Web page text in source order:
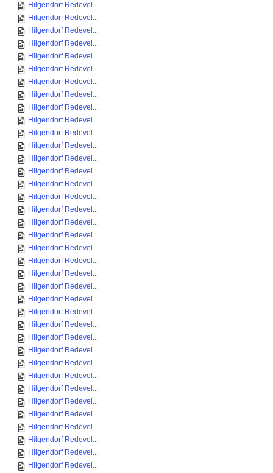
Hilgendorf Redevel...
Hilgendorf Redevel...
Hilgendorf Redevel...
Hilgendorf Redevel...
Hilgendorf Redevel...
Hilgendorf Redevel...
Hilgendorf Redevel...
Hilgendorf Redevel...
Hilgendorf Redevel...
Hilgendorf Redevel...
Hilgendorf Redevel...
Hilgendorf Redevel...
Hilgendorf Redevel...
Hilgendorf Redevel...
Hilgendorf Redevel...
Hilgendorf Redevel...
Hilgendorf Redevel...
Hilgendorf Redevel...
Hilgendorf Redevel...
Hilgendorf Redevel...
Hilgendorf Redevel...
Hilgendorf Redevel...
Hilgendorf Redevel...
Hilgendorf Redevel...
Hilgendorf Redevel...
Hilgendorf Redevel...
Hilgendorf Redevel...
Hilgendorf Redevel...
Hilgendorf Redevel...
Hilgendorf Redevel...
Hilgendorf Redevel...
Hilgendorf Redevel...
Hilgendorf Redevel...
Hilgendorf Redevel...
Hilgendorf Redevel...
Hilgendorf Redevel...
Hilgendorf Redevel...